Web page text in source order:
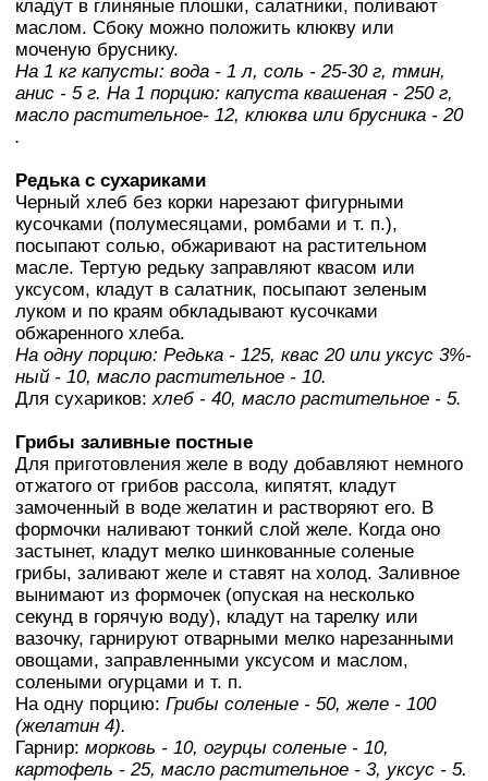
кладут в глиняные плошки, салатники, поливают
маслом. Сбоку можно положить клюкву или
моченую бруснику.
На 1 кг капусты: вода - 1 л, соль - 25-30 г, тмин,
анис - 5 г. На 1 порцию: капуста квашеная - 250 г,
масло растительное- 12, клюква или брусника - 20
.
Редька с сухариками
Черный хлеб без корки нарезают фигурными
кусочками (полумесяцами, ромбами и т. п.),
посыпают солью, обжаривают на растительном
масле. Тертую редьку заправляют квасом или
уксусом, кладут в салатник, посыпают зеленым
луком и по краям обкладывают кусочками
обжаренного хлеба.
На одну порцию: Редька - 125, квас 20 или уксус 3%-
ный - 10, масло растительное - 10.
Для сухариков: хлеб - 40, масло растительное - 5.
Грибы заливные постные
Для приготовления желе в воду добавляют немного
отжатого от грибов рассола, кипятят, кладут
замоченный в воде желатин и растворяют его. В
формочки наливают тонкий слой желе. Когда оно
застынет, кладут мелко шинкованные соленые
грибы, заливают желе и ставят на холод. Заливное
вынимают из формочек (опуская на несколько
секунд в горячую воду), кладут на тарелку или
вазочку, гарнируют отварными мелко нарезанными
овощами, заправленными уксусом и маслом,
солеными огурцами и т. п.
На одну порцию: Грибы соленые - 50, желе - 100
(желатин 4).
Гарнир: морковь - 10, огурцы соленые - 10,
картофель - 25, масло растительное - 3, уксус - 5.